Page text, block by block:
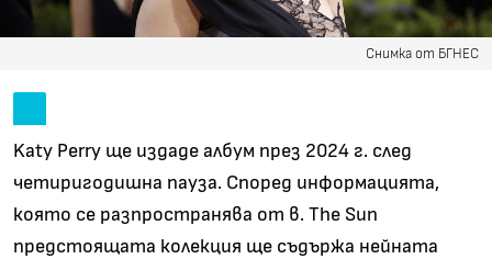
Снимка от БГНЕС
Katy Perry ще издаде албум през 2024 г. след
четиригодишна пауза. Според информацията,
която се разпространява от в. The Sun
предстоящата колекция ще съдържа нейната